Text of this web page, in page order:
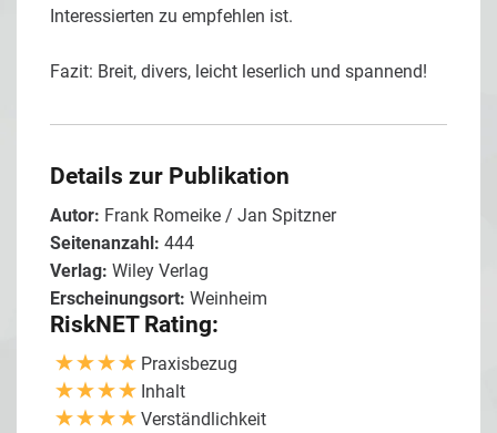
Interessierten zu empfehlen ist.
Fazit: Breit, divers, leicht leserlich und spannend!
Details zur Publikation
Autor: Frank Romeike / Jan Spitzner
Seitenanzahl: 444
Verlag: Wiley Verlag
Erscheinungsort: Weinheim
RiskNET Rating:
Praxisbezug
Inhalt
Verständlichkeit